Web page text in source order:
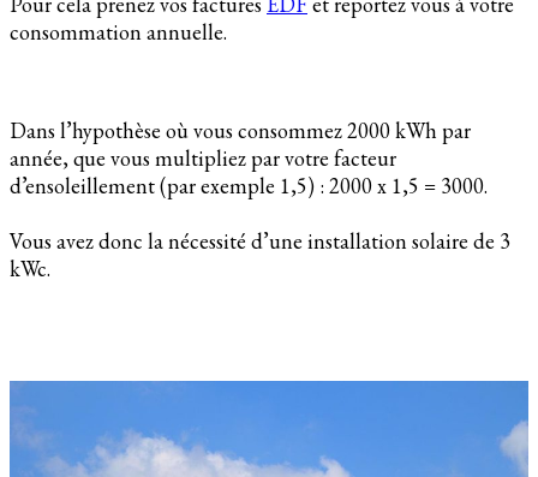
consommation annuelle.
Dans l’hypothèse où vous consommez 2000 kWh par
année, que vous multipliez par votre facteur
d’ensoleillement (par exemple 1,5) : 2000 x 1,5 = 3000.
Vous avez donc la nécessité d’une installation solaire de 3
kWc.